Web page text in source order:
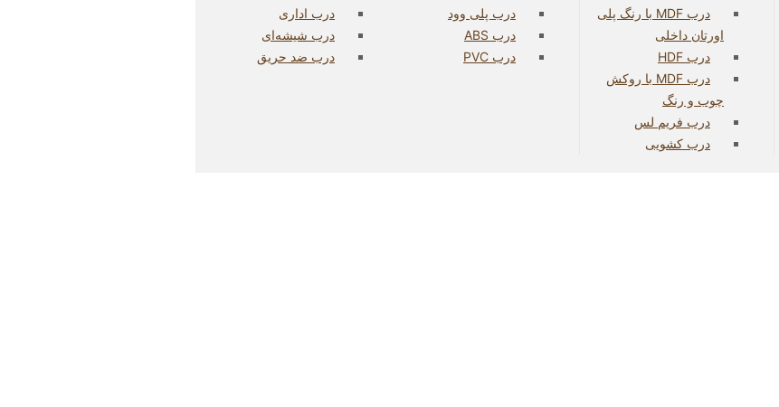
درب MDF با رنگ پلی
اورتان داخلی
درب HDF
درب MDF با روکش
چوب و رنگ
درب فریم لس
درب کشویی
درب پلی وود
درب ABS
درب PVC
درب اداری
درب شیشه‌ای
درب ضد حریق